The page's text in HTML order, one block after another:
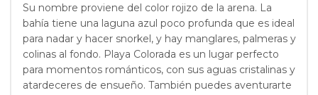
Su nombre proviene del color rojizo de la arena. La
bahía tiene una laguna azul poco profunda que es ideal
para nadar y hacer snorkel, y hay manglares, palmeras y
colinas al fondo. Playa Colorada es un lugar perfecto
para momentos románticos, con sus aguas cristalinas y
atardeceres de ensueño. También puedes aventurarte